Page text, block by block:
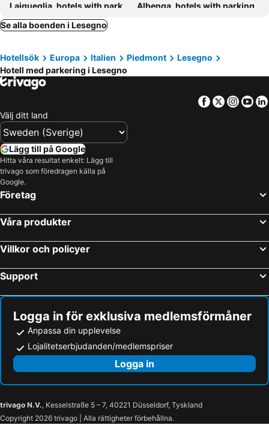
Laigueglia, hotels with parking
Albenga, hotels with parking
Celle Ligure, hotels with parking
Cuneo, hotels with parking
Limone Piemonte, hotels with parking
Bergeggi, hotels with parking
Ceriale, hotels with parking
Orco Feglino, hotels with parking
Mondovi, hotels with parking
Albisola Superiore, hotels with parking
La Morra, hotels with parking
Borghetto Santo Spirito, hotels with parking
Frabosa Soprana, hotels with parking
Sinio, hotels with parking
Calice Ligure, hotels with parking
Barolo, hotels with parking
Tovo San Giacomo, hotels with parking
Villanova d'Albenga, hotels with parking
Gaiola, hotels with parking
Saluzzo, hotels with parking
Guarene, hotels with parking
Se alla boenden i Lesegno
Hotellsök Europa Italien Piedmont
Lesegno
Hotell med parkering i Lesegno
Facebook
Twitter
Välj ditt land
Lägg till på Google
Hitta våra resultat enkelt: Lägg till
trivago som föredragen källa på
Google.
Företag
Våra produkter
Villkor och policyer
Support
Logga in för exklusiva medlemsförmåner
Anpassa din upplevelse
Lojalitetserbjudanden/medlemspriser
Logga in
trivago N.V., Kesselstraße 5 – 7, 40221 Düsseldorf, Tyskland
Copyright 2026 trivago | Alla rättigheter förbehållna.